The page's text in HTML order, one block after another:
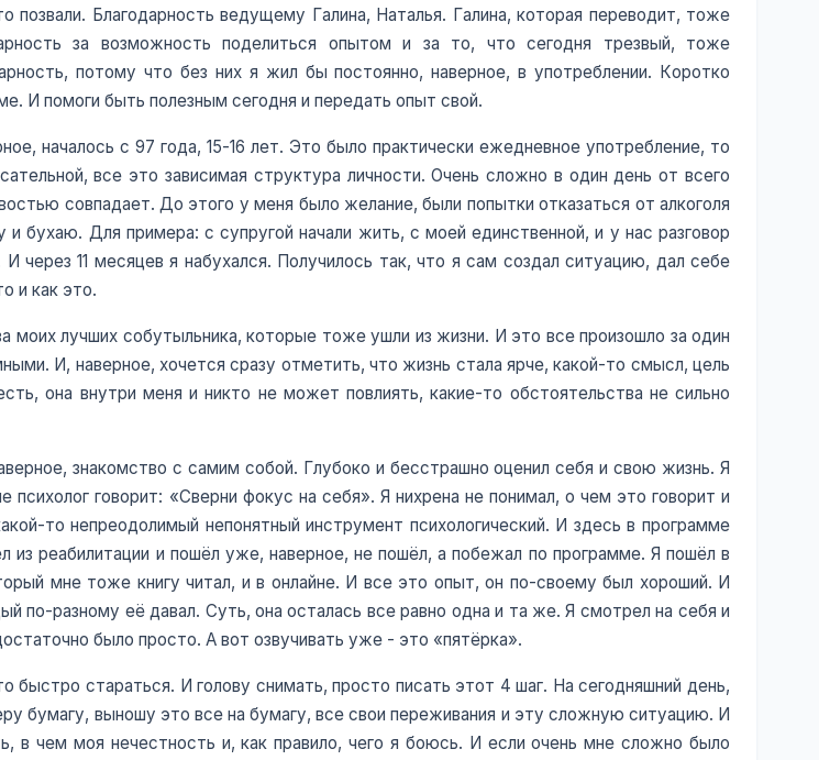
позвали. Благодарность ведущему Галина, Наталья. Галина, которая переводит, тоже
за возможность поделиться опытом и за то, что сегодня трезвый, тоже
потому что без них я жил бы постоянно, наверное, в употреблении. Коротко
И помоги быть полезным сегодня и передать опыт свой.
началось с 97 года, 15-16 лет. Это было практически ежедневное употребление, то
все это зависимая структура личности. Очень сложно в один день от всего
совпадает. До этого у меня было желание, были попытки отказаться от алкоголя
бухаю. Для примера: с супругой начали жить, с моей единственной, и у нас разговор
11 месяцев я набухался. Получилось так, что я сам создал ситуацию, дал себе
и как это.
моих лучших собутыльника, которые тоже ушли из жизни. И это все произошло за один
И, наверное, хочется сразу отметить, что жизнь стала ярче, какой-то смысл, цель
она внутри меня и никто не может повлиять, какие-то обстоятельства не сильно
знакомство с самим собой. Глубоко и бесстрашно оценил себя и свою жизнь. Я
говорит: «Сверни фокус на себя». Я нихрена не понимал, о чем это говорит и
то непреодолимый непонятный инструмент психологический. И здесь в программе
из реабилитации и пошёл уже, наверное, не пошёл, а побежал по программе. Я пошёл в
мне тоже книгу читал, и в онлайне. И все это опыт, он по-своему был хороший. И
по-разному её давал. Суть, она осталась все равно одна и та же. Я смотрел на себя и
было просто. А вот озвучивать уже - это «пятёрка».
быстро стараться. И голову снимать, просто писать этот 4 шаг. На сегодняшний день,
бумагу, выношу это все на бумагу, все свои переживания и эту сложную ситуацию. И
чем моя нечестность и, как правило, чего я боюсь. И если очень мне сложно было